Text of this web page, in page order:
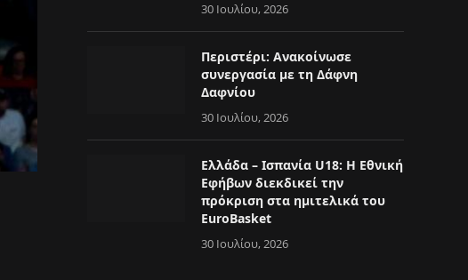
30 Ιουλίου, 2026
Περιστέρι: Ανακοίνωσε
συνεργασία με τη Δάφνη
Δαφνίου
30 Ιουλίου, 2026
Ελλάδα – Ισπανία U18: Η Εθνική
Εφήβων διεκδικεί την
πρόκριση στα ημιτελικά του
EuroBasket
30 Ιουλίου, 2026